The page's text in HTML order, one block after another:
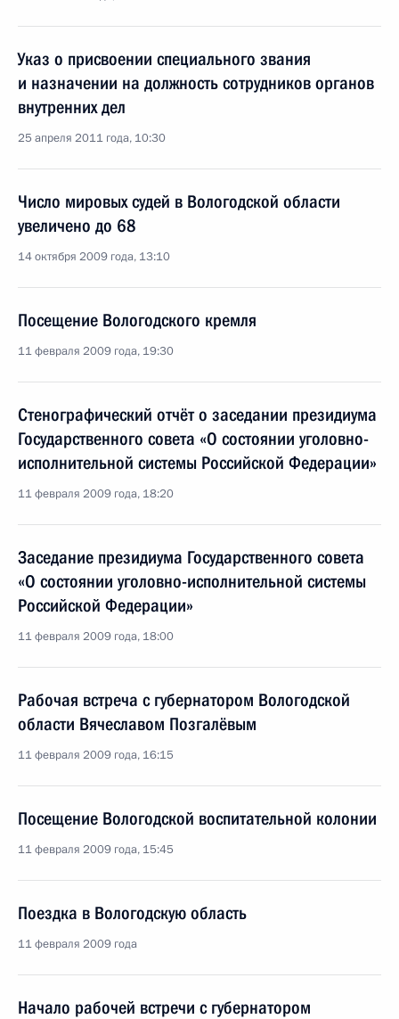
Указ о присвоении специального звания
и назначении на должность сотрудников органов
внутренних дел
25 апреля 2011 года, 10:30
Число мировых судей в Вологодской области
увеличено до 68
14 октября 2009 года, 13:10
Посещение Вологодского кремля
11 февраля 2009 года, 19:30
Стенографический отчёт о заседании президиума
Государственного совета «О состоянии уголовно-
исполнительной системы Российской Федерации»
11 февраля 2009 года, 18:20
Заседание президиума Государственного совета
«О состоянии уголовно-исполнительной системы
Российской Федерации»
11 февраля 2009 года, 18:00
Рабочая встреча с губернатором Вологодской
области Вячеславом Позгалёвым
11 февраля 2009 года, 16:15
Посещение Вологодской воспитательной колонии
11 февраля 2009 года, 15:45
Поездка в Вологодскую область
11 февраля 2009 года
Начало рабочей встречи с губернатором